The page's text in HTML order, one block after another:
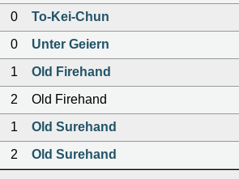
0
To-Kei-Chun
0
Unter Geiern
1
Old Firehand
2
Old Firehand
1
Old Surehand
2 Old Surehand